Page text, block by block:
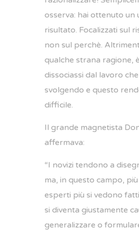
osserva: hai ottenuto un
risultato. Focalizzati sul
non sul perchè.
qualche strana ragione,
dissociassi dal lavoro
svolgendo e questo
difficile.
Il grande magnetista
affermava:
“I novizi ​​tendono a
ma, in questo campo,
esperti più si vedono
si diventa giustamente
generalizzare o